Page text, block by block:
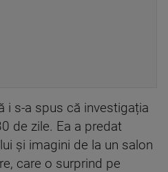
i s-a spus că investigația
de zile. Ea a predat
și imagini de la un salon
care o surprind pe